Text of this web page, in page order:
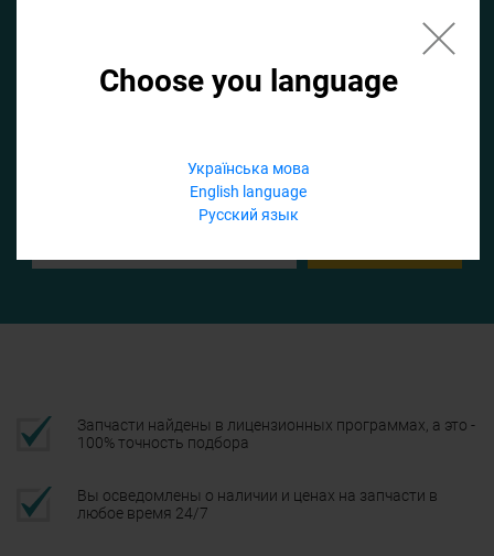
Choose you language
Українська мова
English language
Русский язык
Запчасти найдены в лицензионных программах, а это -
100% точность подбора
Вы осведомлены о наличии и ценах на запчасти в
любое время 24/7